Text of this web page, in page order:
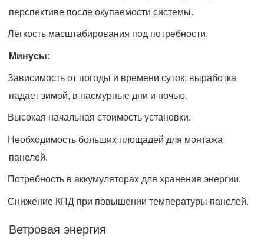
перспективе после окупаемости системы.
Лёгкость масштабирования под потребности.
Минусы:
Зависимость от погоды и времени суток: выработка
падает зимой, в пасмурные дни и ночью.
Высокая начальная стоимость установки.
Необходимость больших площадей для монтажа
панелей.
Потребность в аккумуляторах для хранения энергии.
Снижение КПД при повышении температуры панелей.
Ветровая энергия